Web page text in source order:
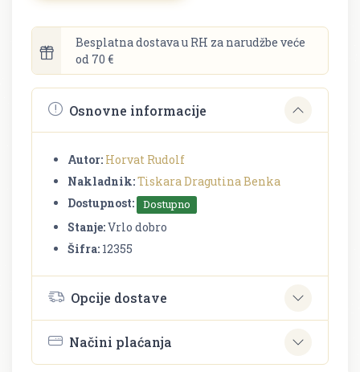
Besplatna dostava u RH za narudžbe veće
od 70 €
Osnovne informacije
Autor: Horvat Rudolf
Nakladnik:Tiskara Dragutina Benka
Dostupnost:
Dostupno
Stanje:Vrlo dobro
Šifra: 12355
Opcije dostave
Načini plaćanja